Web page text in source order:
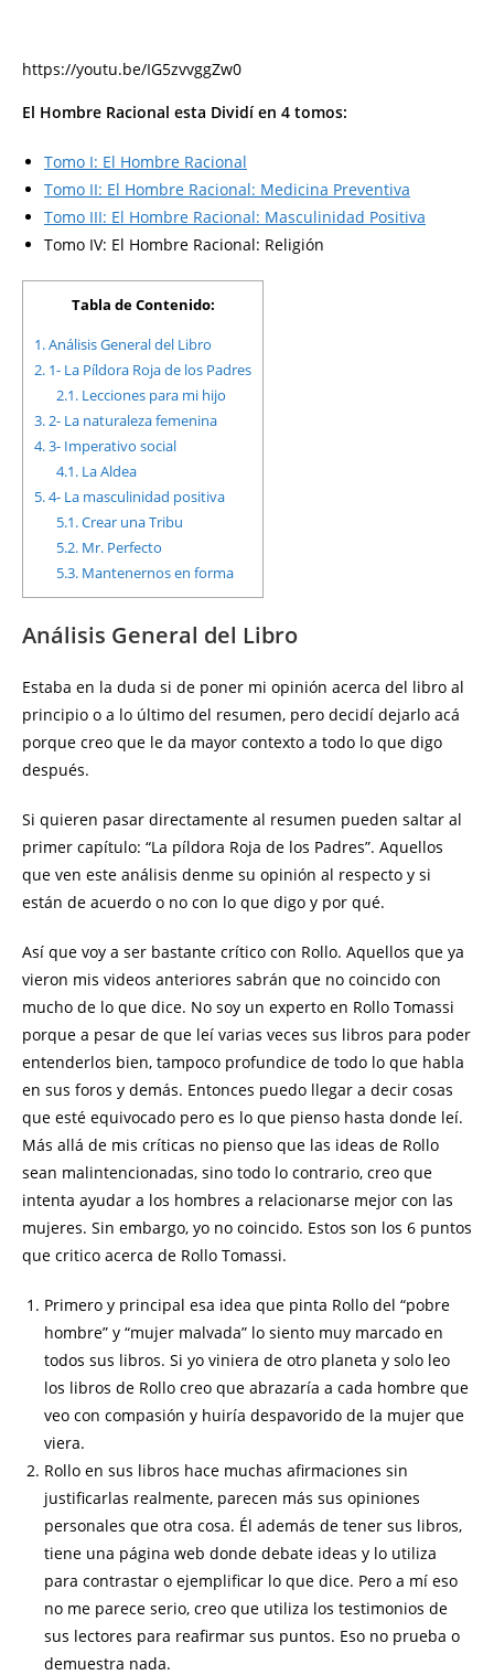
https://youtu.be/IG5zvvggZw0
El Hombre Racional esta Dividí en 4 tomos:
Tomo I: El Hombre Racional
Tomo II: El Hombre Racional: Medicina Preventiva
Tomo III: El Hombre Racional: Masculinidad Positiva
Tomo IV: El Hombre Racional: Religión
Tabla de Contenido:
1.Análisis General del Libro
2. 1- La Píldora Roja de los Padres
2.1.Lecciones para mi hijo
3.2- La naturaleza femenina
4.3- Imperativo social
4.1.La Aldea
5.4- La masculinidad positiva
5.1.Crear una Tribu
5.2.Mr. Perfecto
5.3.Mantenernos en forma
Análisis General del Libro
Estaba en la duda si de poner mi opinión acerca del libro al
principio o a lo último del resumen, pero decidí dejarlo acá
porque creo que le da mayor contexto a todo lo que digo
después.
Si quieren pasar directamente al resumen pueden saltar al
primer capítulo: “La píldora Roja de los Padres”. Aquellos
que ven este análisis denme su opinión al respecto y si
están de acuerdo o no con lo que digo y por qué.
Así que voy a ser bastante crítico con Rollo. Aquellos que ya
vieron mis videos anteriores sabrán que no coincido con
mucho de lo que dice. No soy un experto en Rollo Tomassi
porque a pesar de que leí varias veces sus libros para poder
entenderlos bien, tampoco profundice de todo lo que habla
en sus foros y demás. Entonces puedo llegar a decir cosas
que esté equivocado pero es lo que pienso hasta donde leí.
Más allá de mis críticas no pienso que las ideas de Rollo
sean malintencionadas, sino todo lo contrario, creo que
intenta ayudar a los hombres a relacionarse mejor con las
mujeres. Sin embargo, yo no coincido. Estos son los 6 puntos
que critico acerca de Rollo Tomassi.
Primero y principal esa idea que pinta Rollo del “pobre
hombre” y “mujer malvada” lo siento muy marcado en
todos sus libros. Si yo viniera de otro planeta y solo leo
los libros de Rollo creo que abrazaría a cada hombre que
veo con compasión y huiría despavorido de la mujer que
viera.
Rollo en sus libros hace muchas afirmaciones sin
justificarlas realmente, parecen más sus opiniones
personales que otra cosa. Él además de tener sus libros,
tiene una página web donde debate ideas y lo utiliza
para contrastar o ejemplificar lo que dice. Pero a mí eso
no me parece serio, creo que utiliza los testimonios de
sus lectores para reafirmar sus puntos. Eso no prueba o
demuestra nada.